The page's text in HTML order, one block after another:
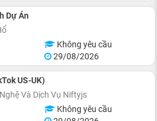
Dự Án
Không yêu cầu
29/08/2026
US-UK)
Và Dịch Vụ Niftyjs
Không yêu cầu